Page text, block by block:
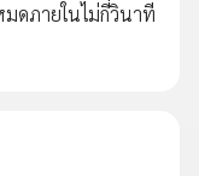
มดภายในไม่กี่วินาที